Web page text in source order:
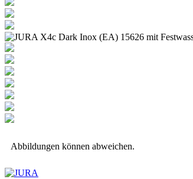
Abbildungen können abweichen.